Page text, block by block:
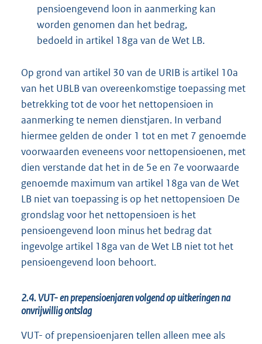
pensioengevend loon in aanmerking kan
worden genomen dan het bedrag,
bedoeld in artikel 18ga van de Wet LB.
Op grond van artikel 30 van de URIB is artikel 10a
van het UBLB van overeenkomstige toepassing met
betrekking tot de voor het nettopensioen in
aanmerking te nemen dienstjaren. In verband
hiermee gelden de onder 1 tot en met 7 genoemde
voorwaarden eveneens voor nettopensioenen, met
dien verstande dat het in de 5e en 7e voorwaarde
genoemde maximum van artikel 18ga van de Wet
LB niet van toepassing is op het nettopensioen De
grondslag voor het nettopensioen is het
pensioengevend loon minus het bedrag dat
ingevolge artikel 18ga van de Wet LB niet tot het
pensioengevend loon behoort.
2.4. VUT- en prepensioenjaren volgend op uitkeringen na
onvrijwillig ontslag
VUT- of prepensioenjaren tellen alleen mee als